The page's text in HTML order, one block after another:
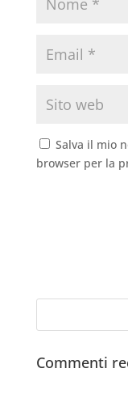
Salva il mio
browser per la
Commenti